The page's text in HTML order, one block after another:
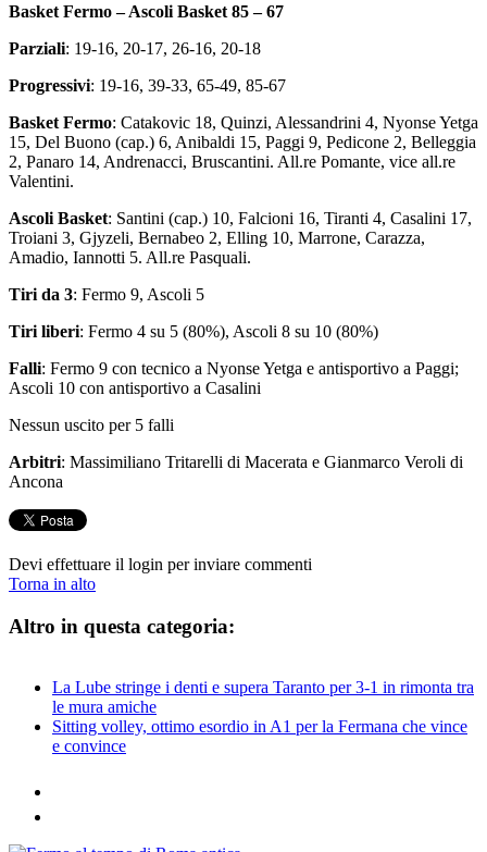
Basket Fermo – Ascoli Basket 85 – 67
Parziali: 19-16, 20-17, 26-16, 20-18
Progressivi: 19-16, 39-33, 65-49, 85-67
Basket Fermo: Catakovic 18, Quinzi, Alessandrini 4, Nyonse Yetga
15, Del Buono (cap.) 6, Anibaldi 15, Paggi 9, Pedicone 2, Belleggia
2, Panaro 14, Andrenacci, Bruscantini. All.re Pomante, vice all.re
Valentini.
Ascoli Basket: Santini (cap.) 10, Falcioni 16, Tiranti 4, Casalini 17,
Troiani 3, Gjyzeli, Bernabeo 2, Elling 10, Marrone, Carazza,
Amadio, Iannotti 5. All.re Pasquali.
Tiri da 3: Fermo 9, Ascoli 5
Tiri liberi: Fermo 4 su 5 (80%), Ascoli 8 su 10 (80%)
Falli: Fermo 9 con tecnico a Nyonse Yetga e antisportivo a Paggi;
Ascoli 10 con antisportivo a Casalini
Nessun uscito per 5 falli
Arbitri: Massimiliano Tritarelli di Macerata e Gianmarco Veroli di
Ancona
Devi effettuare il login per inviare commenti
Torna in alto
Altro in questa categoria:
La Lube stringe i denti e supera Taranto per 3-1 in rimonta tra
le mura amiche
Sitting volley, ottimo esordio in A1 per la Fermana che vince
e convince